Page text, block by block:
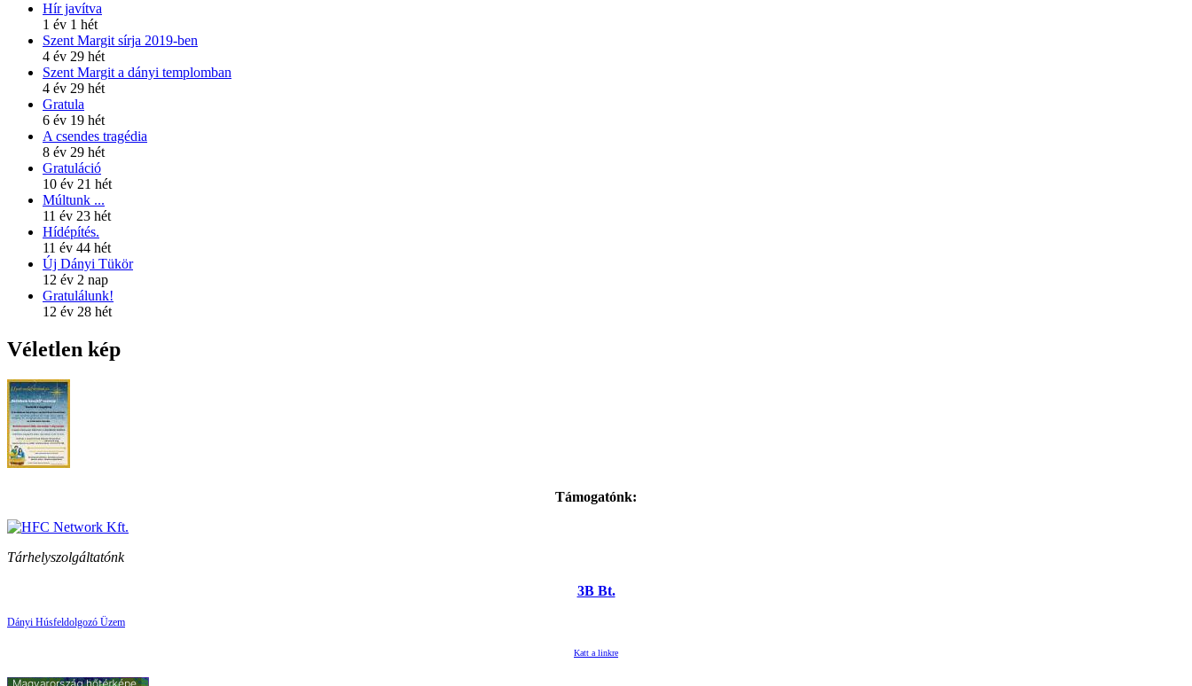
Hír javítva
1 év 1 hét
Szent Margit sírja 2019-ben
4 év 29 hét
Szent Margit a dányi templomban
4 év 29 hét
Gratula
6 év 19 hét
A csendes tragédia
8 év 29 hét
Gratuláció
10 év 21 hét
Múltunk ...
11 év 23 hét
Hídépítés.
11 év 44 hét
Új Dányi Tükör
12 év 2 nap
Gratulálunk!
12 év 28 hét
Véletlen kép
Támogatónk:
Tárhelyszolgáltatónk
3B Bt.
Dányi Húsfeldolgozó Üzem
Katt a linkre